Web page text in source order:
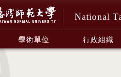
National
學術單位 行政組織